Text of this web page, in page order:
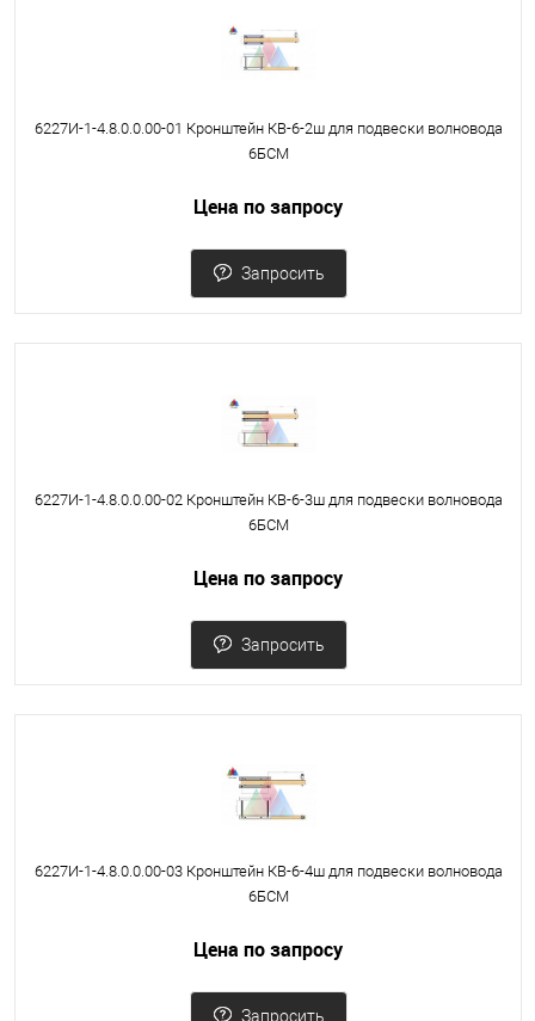
6227И-1-4.8.0.0.00-01 Кронштейн КВ-6-2ш для подвески волновода
6БСМ
Цена по запросу
Запросить
6227И-1-4.8.0.0.00-02 Кронштейн КВ-6-3ш для подвески волновода
6БСМ
Цена по запросу
Запросить
6227И-1-4.8.0.0.00-03 Кронштейн КВ-6-4ш для подвески волновода
6БСМ
Цена по запросу
Запросить